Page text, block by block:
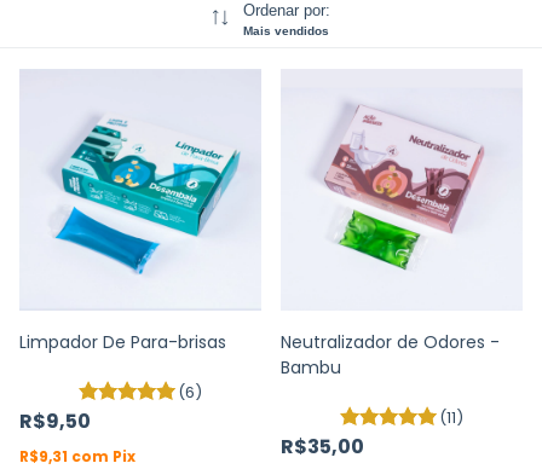
Ordenar por:
Mais vendidos
Limpador De Para-brisas
(6)
R$9,50
R$9,31 com Pix
Neutralizador de Odores -
Bambu
(11)
R$35,00